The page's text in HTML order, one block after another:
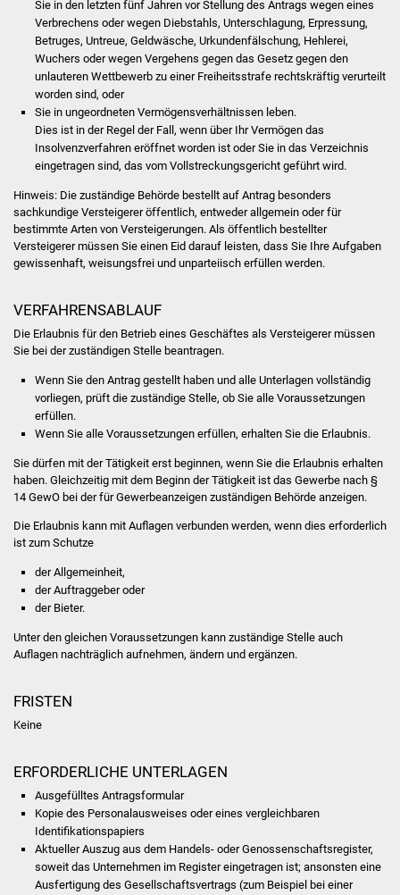
Sanierung Bizethalle
Ortsentwicklung
Bürger & Service
Dienstleistungen
Lebenslagen
Bürgerinfos
Bildung
Schulen
Kindergärten
Kirchen
Fachteam Jugend
Kinder- und
Stadtwerke
Sie in den letzten fünf Jahren vor Stellung des Antrags wegen eines
Verbrechens oder wegen Diebstahls, Unterschlagung, Erpressung,
Betruges, Untreue, Geldwäsche, Urkundenfälschung, Hehlerei,
Wuchers oder wegen Vergehens gegen das Gesetz gegen den
unlauteren Wettbewerb zu einer Freiheitsstrafe rechtskräftig verurteilt
worden sind, oder
Sie in ungeordneten Vermögensverhältnissen leben.
Dies ist in der Regel der Fall, wenn über Ihr Vermögen das
Insolvenzverfahren eröffnet worden ist oder Sie in das Verzeichnis
eingetragen sind, das vom Vollstreckungsgericht geführt wird.
Hinweis:Die zuständige Behörde bestellt auf Antrag besonders
sachkundige Versteigerer öffentlich, entweder allgemein oder für
bestimmte Arten von Versteigerungen. Als öffentlich bestellter
Versteigerer müssen Sie einen Eid darauf leisten, dass Sie Ihre Aufgaben
gewissenhaft, weisungsfrei und unparteiisch erfüllen werden.
VERFAHRENSABLAUF
Die Erlaubnis für den Betrieb eines Geschäftes als Versteigerer müssen
Sie bei der zuständigen Stelle beantragen.
Wenn Sie den Antrag gestellt haben und alle Unterlagen vollständig
vorliegen, prüft die zuständige Stelle, ob Sie alle Voraussetzungen
erfüllen.
Wenn Sie alle Voraussetzungen erfüllen, erhalten Sie die Erlaubnis.
Sie dürfen mit der Tätigkeit erst beginnen, wenn Sie die Erlaubnis erhalten
haben. Gleichzeitig mit dem Beginn der Tätigkeit ist das Gewerbe nach §
14 GewO bei der für Gewerbeanzeigen zuständigen Behörde anzeigen.
Die Erlaubnis kann mit Auflagen verbunden werden, wenn dies erforderlich
ist zum Schutze
der Allgemeinheit,
der Auftraggeber oder
der Bieter.
Unter den gleichen Voraussetzungen kann zuständige Stelle auch
Auflagen nachträglich aufnehmen, ändern und ergänzen.
FRISTEN
Keine
ERFORDERLICHE UNTERLAGEN
Ausgefülltes Antragsformular
Kopie des Personalausweises oder eines vergleichbaren
Identifikationspapiers
Aktueller Auszug aus dem Handels- oder Genossenschaftsregister,
soweit das Unternehmen im Register eingetragen ist; ansonsten eine
Ausfertigung des Gesellschaftsvertrags (zum Beispiel bei einer